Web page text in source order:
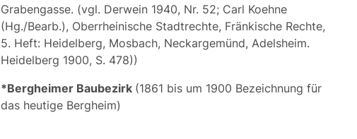
Grabengasse. (vgl. Derwein 1940, Nr. 52; Carl Koehne
(Hg./Bearb.), Oberrheinische Stadtrechte, Fränkische Rechte,
5. Heft: Heidelberg, Mosbach, Neckargemünd, Adelsheim.
Heidelberg 1900, S. 478))
*Bergheimer Baubezirk (1861 bis um 1900 Bezeichnung für
das heutige Bergheim)